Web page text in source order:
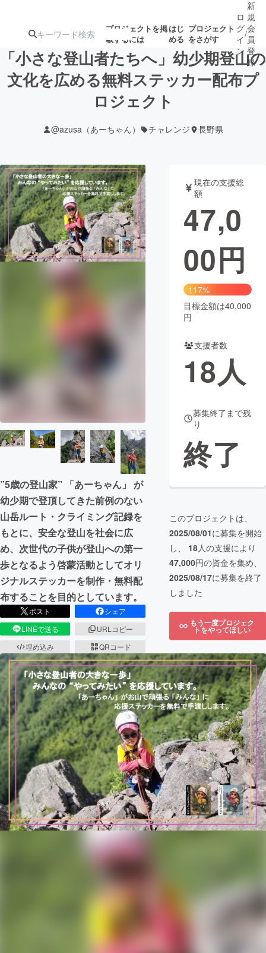
プロジェクトを掲
載するには
はじ
める
プロジェクト
をさがす
注目の新着プロ募集終了が近いプ
テクノロジー・ガジェット
映像・映画 書籍・雑誌
ビジネス・起業 チャレンジ
CAMPFIRE for Social Good
CAMPFIRE Creation
CAMPFIREふるさと納税
コミュニティ
ロ
グ
イ
ン
/
新
規
会
員
登
録
「小さな登山者たちへ」幼少期登山の
文化を広める無料ステッカー配布プ
ロジェクト
@azusa（あーちゃん） チャレンジ 長野県
”5歳の登山家” 「あーちゃん」 が
幼少期で登頂してきた前例のない
山岳ルート・クライミング記録を
もとに、安全な登山を社会に広
め、次世代の子供が登山への第一
歩となるよう啓蒙活動としてオリ
ジナルステッカーを制作・無料配
布することを目的としています。
ポスト
シェア
LINEで送る
URLコピー
埋め込み
QRコード
現在の支援総
額
47,0
00円
117%
目標金額は40,000
円
支援者数
18人
募集終了まで残
り
終了
このプロジェクトは、
2025/08/01に募集を開始
し、 18人の支援により
47,000円の資金を集め、
2025/08/17に募集を終了
しました
もう一度プロジェク
トをやってほしい